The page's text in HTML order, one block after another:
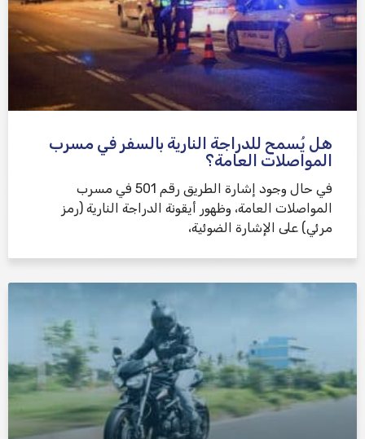
هل يُسمح للدراجة النارية بالسفر في مسرب
المواصلات العامة؟
في حال وجود إشارة الطريق رقم 501 في مسرب
المواصلات العامة، وظهور أيقونة الدراجة النارية (رمز
مرئي) على الإشارة الضوئية،